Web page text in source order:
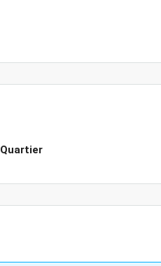
Quartier